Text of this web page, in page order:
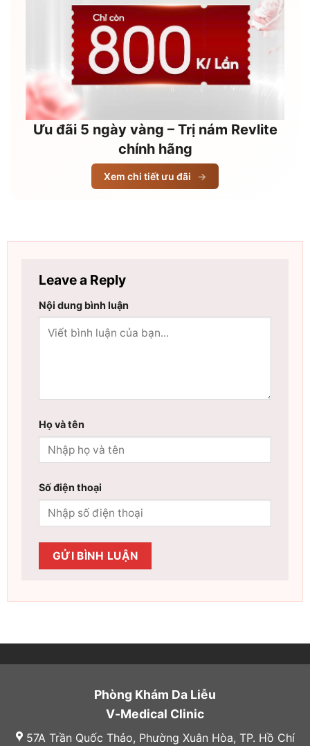
Ưu đãi 5 ngày vàng – Trị nám Revlite
chính hãng
Xem chi tiết ưu đãi →
Leave a Reply
Nội dung bình luận
Họ và tên
Số điện thoại
Phòng Khám Da Liễu
V-Medical Clinic
57A Trần Quốc Thảo, Phường Xuân Hòa, TP. Hồ Chí